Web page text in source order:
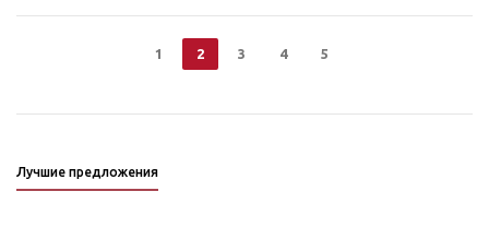
1 2 3 4 5
Лучшие предложения